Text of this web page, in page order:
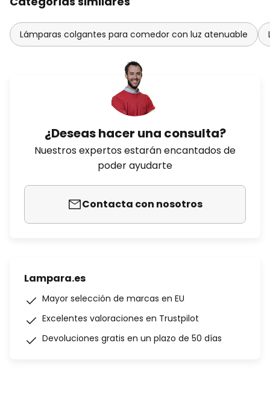
Lámparas colgantes para comedor con luz atenuable
¿Deseas hacer una consulta?
Nuestros expertos estarán encantados de
poder ayudarte
Contacta con nosotros
Lampara.es
Mayor selección de marcas en EU
Excelentes valoraciones en Trustpilot
Devoluciones gratis en un plazo de 50 días